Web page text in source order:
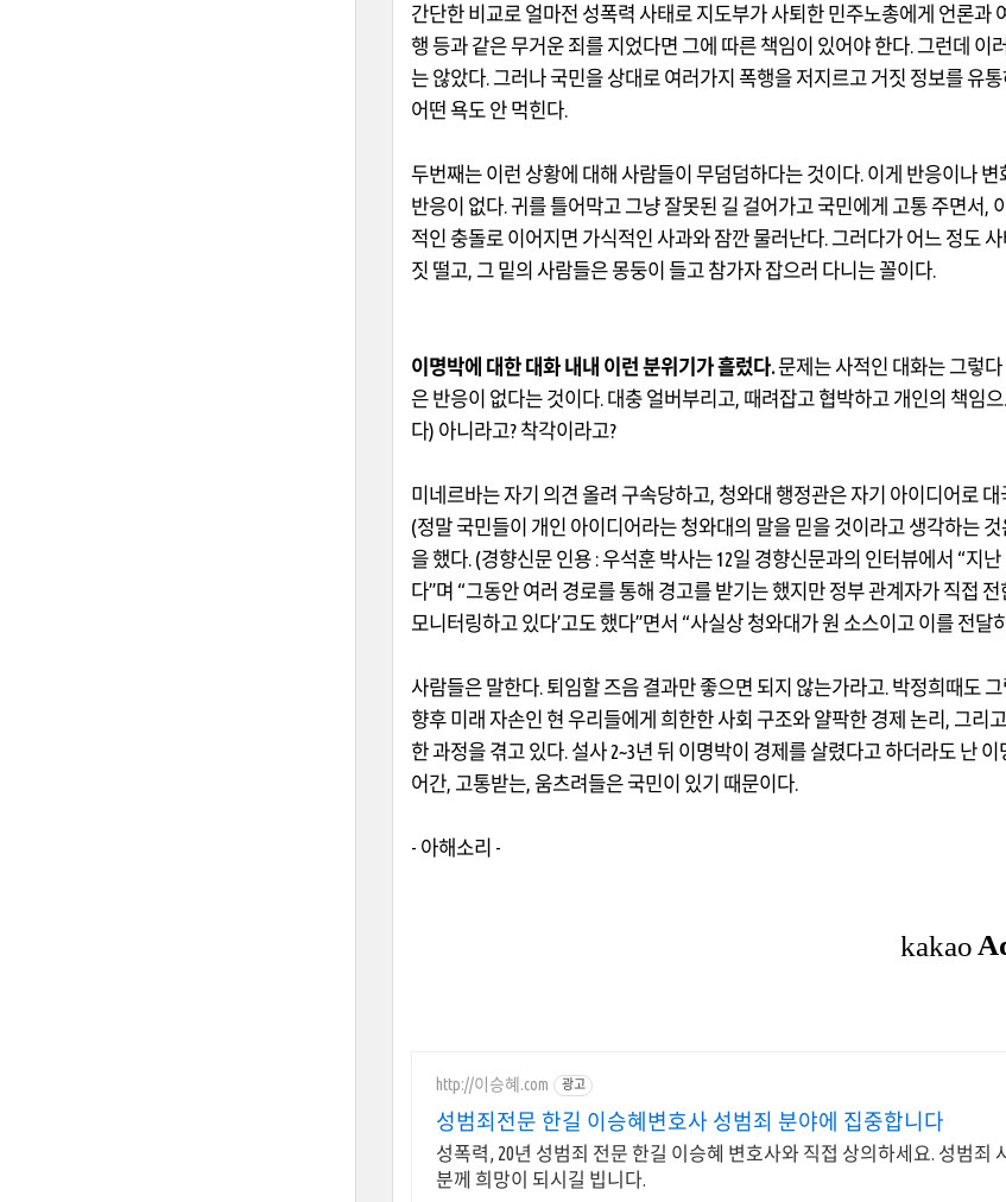
간단한 비교로 얼마전 성폭력 사태로 지도부가 사퇴한 민주노총에게 언론과
행 등과 같은 무거운 죄를 지었다면 그에 따른 책임이 있어야 한다 그런데 이
는 않았다 그러나 국민을 상대로 여러가지 폭행을 저지르고 거짓 정보를 유
어떤 욕도 안 먹힌다
두번째는 이런 상황에 대해 사람들이 무덤덤하다는 것이다 이게 반응이나 변
반응이 없다 귀를 틀어막고 그냥 잘못된 길 걸어가고 국민에게 고통 주면서
적인 충돌로 이어지면 가식적인 사과와 잠깐 물러난다 그러다가 어느 정도
짓 떨고 그 밑의 사람들은 몽둥이 들고 참가자 잡으러 다니는 꼴이다
이명박에 대한 대화 내내 이런 분위기가 흘렀다.문제는 사적인 대화는 그렇
은 반응이 없다는 것이다 대충 얼버부리고 때려잡고 협박하고 개인의 책임
다) 아니라고? 착각이라고?
미네르바는 자기 의견 올려 구속당하고 청와대 행정관은 자기 아이디어로
(정말 국민들이 개인 아이디어라는 청와대의 말을 믿을 것이라고 생각하는 것
을 했다 . (경향신문 인용 :우석훈 박사는 12일 경향신문과의 인터뷰에서 “지난
다”며 “그동안 여러 경로를 통해 경고를 받기는 했지만 정부 관계자가 직접 전
모니터링하고 있다’고도 했다”면서 “사실상 청와대가 원 소스이고 이를 전달
사람들은 말한다 퇴임할 즈음 결과만 좋으면 되지 않는가라고 박정희때도
향후 미래 자손인 현 우리들에게 희한한 사회 구조와 얄팍한 경제 논리
그리
한 과정을 겪고 있다 설사 2~3년 뒤 이명박이 경제를 살렸다고 하더라도 난
어간 고통받는 움츠려들은 국민이 있기 때문이다
- 아해소리 -
http://이승혜.com 광고
성범죄전문 한길 이승혜변호사 성범죄 분야에 집중합니다
성폭력, 20년 성범죄 전문 한길 이승혜 변호사와 직접 상의하세요. 성범죄
분께 희망이 되시길 빕니다.